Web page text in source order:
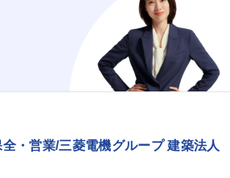
・営業/三菱電機グループ 建築法人